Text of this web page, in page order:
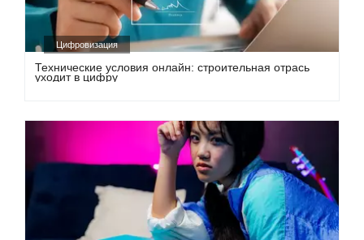
Цифровизация
Технические условия онлайн: строительная отрась
уходит в цифру